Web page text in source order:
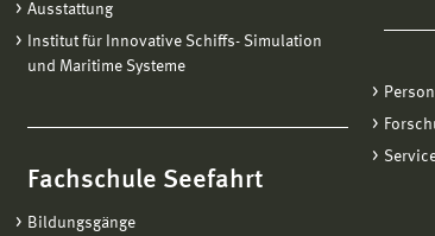
Ausstattung
Institut für Innovative Schiffs- Simulation
und Maritime Systeme
Fachschule Seefahrt
Bildungsgänge